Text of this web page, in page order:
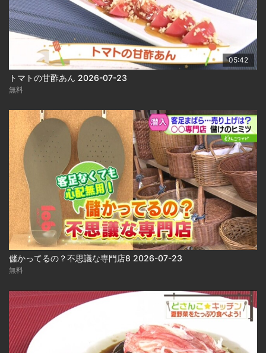
05:42
トマトの甘酢あん 2026-07-23
無料
儲かってるの？不思議な専門店8 2026-07-23
無料